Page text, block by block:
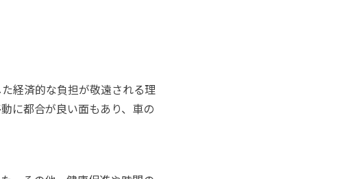
経済的な負担が敬遠される理
に都合が良い面もあり、車の